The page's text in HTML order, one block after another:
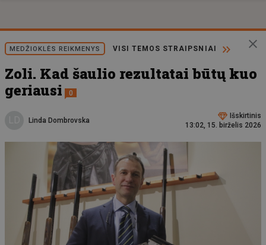
MEDŽIOKLĖS REIKMENYS VISI TEMOS STRAIPSNIAI
Zoli. Kad šaulio rezultatai būtų kuo
geriausi
0
Linda Dombrovska
Išskirtinis
13:02, 15. birželis 2026